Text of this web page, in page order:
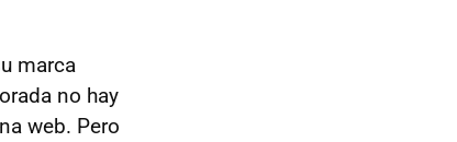
marca
no hay
web. Pero